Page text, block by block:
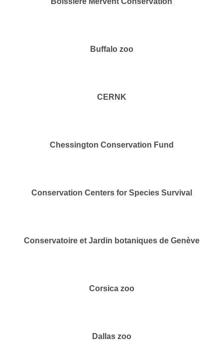
Buffalo zoo
CERNK
Chessington Conservation Fund
Conservation Centers for Species Survival
Conservatoire et Jardin botaniques de Genève
Corsica zoo
Dallas zoo